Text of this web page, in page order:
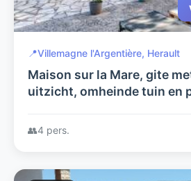
📍Villemagne l'Argentière, Herault
Maison sur la Mare, gite
uitzicht, omheinde tuin en
👥4 pers.